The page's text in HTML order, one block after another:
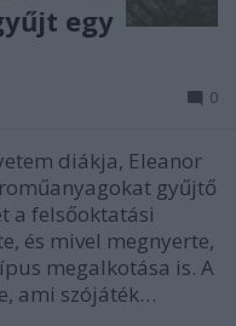
egy
0
diákja, Eleanor
gyűjtő
a felsőoktatási
és mivel megnyerte,
megalkotása is. A
ami szójáték…